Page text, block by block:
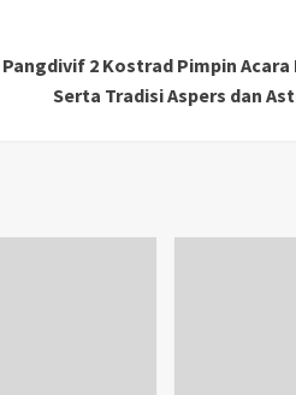
Pangdivif 2 Kostrad Pimpin
Serta Tradisi Aspers dan